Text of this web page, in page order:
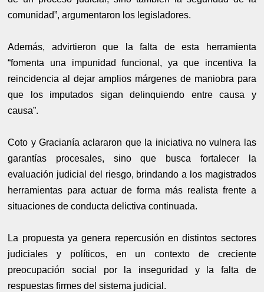
comunidad”, argumentaron los legisladores.
Además, advirtieron que la falta de esta herramienta
“fomenta una impunidad funcional, ya que incentiva la
reincidencia al dejar amplios márgenes de maniobra para
que los imputados sigan delinquiendo entre causa y
causa”.
Coto y Gracianía aclararon que la iniciativa no vulnera las
garantías procesales, sino que busca fortalecer la
evaluación judicial del riesgo, brindando a los magistrados
herramientas para actuar de forma más realista frente a
situaciones de conducta delictiva continuada.
La propuesta ya genera repercusión en distintos sectores
judiciales y políticos, en un contexto de creciente
preocupación social por la inseguridad y la falta de
respuestas firmes del sistema judicial.